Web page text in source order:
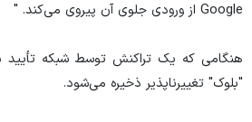
Google از ورودی جلوی آن پیروی می‌کند. "
هنگامی که یک تراکنش توسط شبکه
"بلوک" تغییرناپذیر ذخیره می‌شود.